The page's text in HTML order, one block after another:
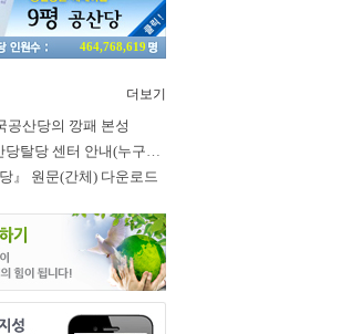
464,768,619
더보기
공산당의 깡패 본성
대기원 공산당탈당 센터 안내(누구나 쉽게 退黨, 退團, 退隊 가능)
당』 원문(간체) 다운로드